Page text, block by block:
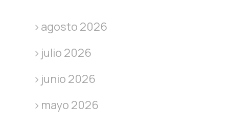
agosto 2026
julio 2026
junio 2026
mayo 2026